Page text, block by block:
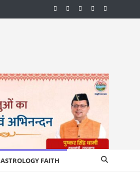
ASTROLOGY FAITH